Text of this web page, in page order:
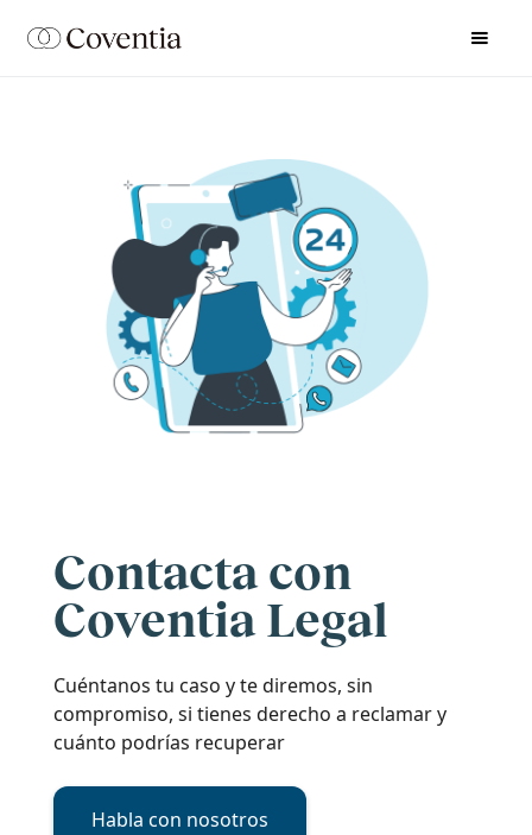
Contacta con
Coventia Legal
Cuéntanos tu caso y te diremos, sin
compromiso, si tienes derecho a reclamar y
cuánto podrías recuperar
Habla con nosotros